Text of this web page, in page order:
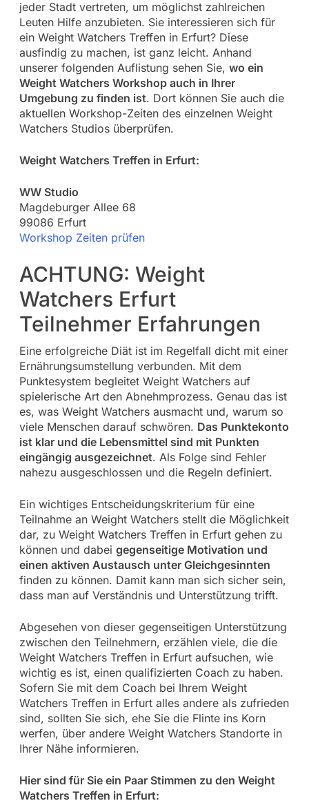
jeder Stadt vertreten, um möglichst zahlreichen
Leuten Hilfe anzubieten. Sie interessieren sich für
ein Weight Watchers Treffen in Erfurt? Diese
ausfindig zu machen, ist ganz leicht. Anhand
unserer folgenden Auflistung sehen Sie, wo ein
Weight Watchers Workshop auch in Ihrer
Umgebung zu finden ist. Dort können Sie auch die
aktuellen Workshop-Zeiten des einzelnen Weight
Watchers Studios überprüfen.
Weight Watchers Treffen in Erfurt:
WW Studio
Magdeburger Allee 68
99086 Erfurt
Workshop Zeiten prüfen
ACHTUNG: Weight
Watchers Erfurt
Teilnehmer Erfahrungen
Eine erfolgreiche Diät ist im Regelfall dicht mit einer
Ernährungsumstellung verbunden. Mit dem
Punktesystem begleitet Weight Watchers auf
spielerische Art den Abnehmprozess. Genau das ist
es, was Weight Watchers ausmacht und, warum so
viele Menschen darauf schwören. Das Punktekonto
ist klar und die Lebensmittel sind mit Punkten
eingängig ausgezeichnet. Als Folge sind Fehler
nahezu ausgeschlossen und die Regeln definiert.
Ein wichtiges Entscheidungskriterium für eine
Teilnahme an Weight Watchers stellt die Möglichkeit
dar, zu Weight Watchers Treffen in Erfurt gehen zu
können und dabei gegenseitige Motivation und
einen aktiven Austausch unter Gleichgesinnten
finden zu können. Damit kann man sich sicher sein,
dass man auf Verständnis und Unterstützung trifft.
Abgesehen von dieser gegenseitigen Unterstützung
zwischen den Teilnehmern, erzählen viele, die die
Weight Watchers Treffen in Erfurt aufsuchen, wie
wichtig es ist, einen qualifizierten Coach zu haben.
Sofern Sie mit dem Coach bei Ihrem Weight
Watchers Treffen in Erfurt alles andere als zufrieden
sind, sollten Sie sich, ehe Sie die Flinte ins Korn
werfen, über andere Weight Watchers Standorte in
Ihrer Nähe informieren.
Hier sind für Sie ein Paar Stimmen zu den Weight
Watchers Treffen in Erfurt: